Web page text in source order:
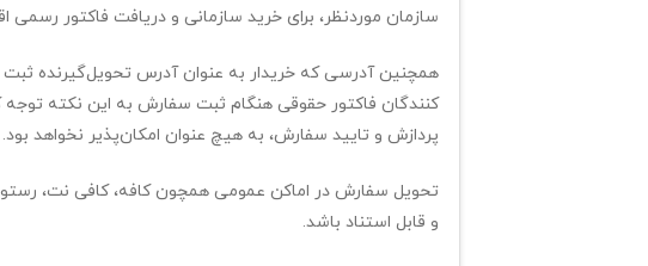
سازمان موردنظر، برای خرید سازمانی و دریافت فاکتور رسمی
همچنین آدرسی که خریدار به عنوان آدرس تحویل‌گیرنده
کنندگان فاکتور حقوقی هنگام ثبت سفارش به این نکته
پردازش و تایید سفارش، به هیچ عنوان امکان‌پذیر نخواهد بود.
تحویل سفارش در اماکن عمومی همچون کافه، کافی نت،
و قابل استناد باشد.